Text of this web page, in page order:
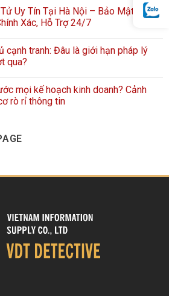
Uy Tín Tại Hà Nội – Bảo Mật Tuyệt
Xác, Hỗ Trợ 24/7
cạnh tranh: Đâu là giới hạn pháp lý
qua?
mọi kế hoạch kinh doanh? Cảnh
rò rỉ thông tin